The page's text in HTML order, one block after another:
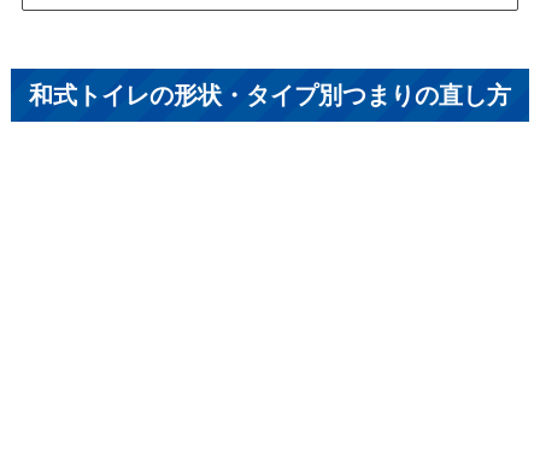
和式トイレの形状・タイプ別つまりの直し方